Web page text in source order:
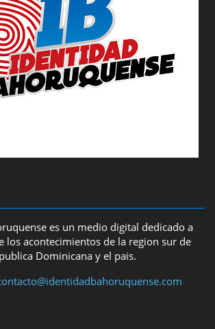
es un medio digital dedicado a
los acontecimientos de la region sur de
Dominicana y el pais.